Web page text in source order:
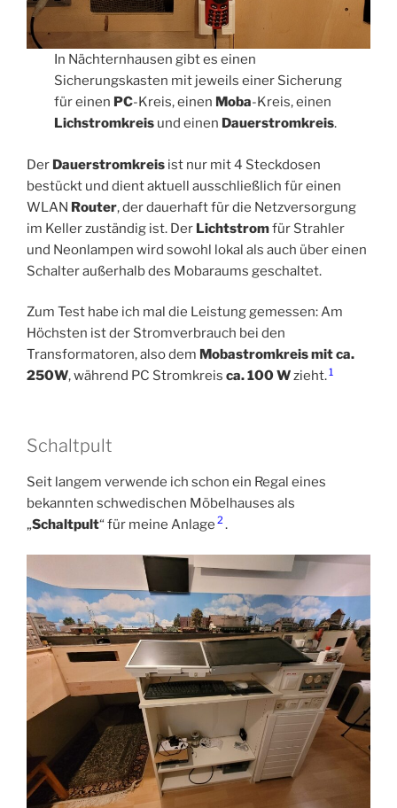
In Nächternhausen gibt es einen
Sicherungskasten mit jeweils einer Sicherung
für einen PC-Kreis, einen Moba-Kreis, einen
Lichstromkreis und einen Dauerstromkreis.
Der Dauerstromkreis ist nur mit 4 Steckdosen
bestückt und dient aktuell ausschließlich für einen
WLAN Router, der dauerhaft für die Netzversorgung
im Keller zuständig ist. Der Lichtstromfür Strahler
und Neonlampen wird sowohl lokal als auch über einen
Schalter außerhalb des Mobaraums geschaltet.
Zum Test habe ich mal die Leistung gemessen: Am
Höchsten ist der Stromverbrauch bei den
Transformatoren, also dem Mobastromkreis mit ca.
250W, während PC Stromkreis ca. 100 Wzieht.1
Schaltpult
Seit langem verwende ich schon ein Regal eines
bekannten schwedischen Möbelhauses als
„Schaltpult“ für meine Anlage 2 .